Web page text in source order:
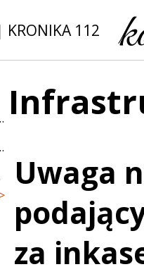
KRONIKA 112
Uwaga
za